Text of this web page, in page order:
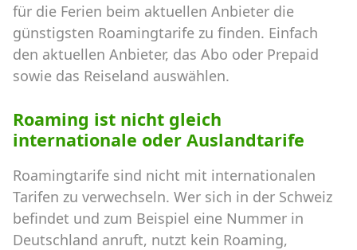
für die Ferien beim aktuellen Anbieter die
günstigsten Roamingtarife zu finden. Einfach
den aktuellen Anbieter, das Abo oder Prepaid
sowie das Reiseland auswählen.
Roaming ist nicht gleich
internationale oder Auslandtarife
Roamingtarife sind nicht mit internationalen
Tarifen zu verwechseln. Wer sich in der Schweiz
befindet und zum Beispiel eine Nummer in
Deutschland anruft, nutzt kein Roaming,